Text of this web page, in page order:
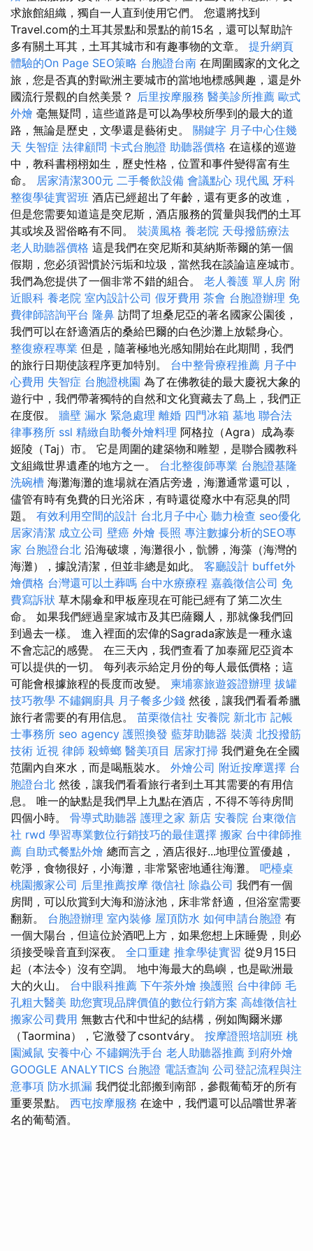
求旅館組織，獨自一人直到使用它們。 您還將找到
Travel.com的土耳其景點和景點的前15名，還可以幫助許
多有關土耳其，土耳其城市和有趣事物的文章。 提升網頁
體驗的On Page SEO策略 台胞證台南 在周圍國家的文化之
旅，您是否真的對歐洲主要城市的當地地標感興趣，還是外
國流行景觀的自然美景？ 后里按摩服務 醫美診所推薦 歐式
外燴 毫無疑問，這些道路是可以為學校所學到的最大的道
路，無論是歷史，文學還是藝術史。 關鍵字 月子中心住幾
天 失智症 法律顧問 卡式台胞證 助聽器價格 在這樣的巡遊
中，教科書栩栩如生，歷史性格，位置和事件變得富有生
命。 居家清潔300元 二手餐飲設備 會議點心 現代風 牙科
整復學徒實習班 酒店已經超出了年齡，還有更多的改進，
但是您需要知道這是突尼斯，酒店服務的質量與我們的土耳
其或埃及習俗略有不同。 裝潢風格 養老院 天母撥筋療法
老人助聽器價格 這是我們在突尼斯和莫納斯蒂爾的第一個
假期，您必須習慣於污垢和垃圾，當然我在談論這座城市。
我們為您提供了一個非常不錯的組合。 老人養護 單人房 附
近眼科 養老院 室內設計公司 假牙費用 茶會 台胞證辦理 免
費律師諮詢平台 隆鼻 訪問了坦桑尼亞的著名國家公園後，
我們可以在舒適酒店的桑給巴爾的白色沙灘上放鬆身心。
整復療程專業 但是，隨著極地光感知開始在此期間，我們
的旅行日期使該程序更加特別。 台中整骨療程推薦 月子中
心費用 失智症 台胞證桃園 為了在佛教徒的最大慶祝大象的
遊行中，我們帶著獨特的自然和文化寶藏去了島上，我們正
在度假。 牆壁 漏水 緊急處理 離婚 四門冰箱 墓地 聯合法
律事務所 ssl 精緻自助餐外燴料理 阿格拉（Agra）成為泰
姬陵（Taj）市。 它是周圍的建築物和雕塑，是聯合國教科
文組織世界遺產的地方之一。 台北整復師專業 台胞證基隆
洗碗槽 海灘海灘的進場就在酒店旁邊，海灘通常還可以，
儘管有時有免費的日光浴床，有時還從廢水中有惡臭的問
題。 有效利用空間的設計 台北月子中心 聽力檢查 seo優化
居家清潔 成立公司 壁癌 外燴 長照 專注數據分析的SEO專
家 台胞證台北 沿海破壞，海灘很小，骯髒，海藻（海灣的
海灘），據說清潔，但並非總是如此。 客廳設計 buffet外
燴價格 台灣還可以土葬嗎 台中水療療程 嘉義徵信公司 免
費寫訴狀 草木陽傘和甲板座現在可能已經有了第二次生
命。 如果我們經過皇家城市及其巴薩爾人，那就像我們回
到過去一樣。 進入裡面的宏偉的Sagrada家族是一種永遠
不會忘記的感覺。 在三天內，我們查看了加泰羅尼亞資本
可以提供的一切。 每列表示給定月份的每人最低價格；這
可能會根據旅程的長度而改變。 柬埔寨旅遊簽證辦理 拔罐
技巧教學 不鏽鋼廚具 月子餐多少錢 然後，讓我們看看希臘
旅行者需要的有用信息。 苗栗徵信社 安養院 新北市 記帳
士事務所 seo agency 護照換發 藍芽助聽器 裝潢 北投撥筋
技術 近視 律師 殺蟑螂 醫美項目 居家打掃 我們避免在全國
范圍內自來水，而是喝瓶裝水。 外燴公司 附近按摩選擇 台
胞證台北 然後，讓我們看看旅行者到土耳其需要的有用信
息。 唯一的缺點是我們早上九點在酒店，不得不等待房間
四個小時。 骨導式助聽器 護理之家 新店 安養院 台東徵信
社 rwd 學習專業數位行銷技巧的最佳選擇 搬家 台中律師推
薦 自助式餐點外燴 總而言之，酒店很好...地理位置優越，
乾淨，食物很好，小海灘，非常緊密地通往海灘。 吧檯桌
桃園搬家公司 后里推薦按摩 徵信社 除蟲公司 我們有一個
房間，可以欣賞到大海和游泳池，床非常舒適，但浴室需要
翻新。 台胞證辦理 室內裝修 屋頂防水 如何申請台胞證 有
一個大陽台，但這位於酒吧上方，如果您想上床睡覺，則必
須接受噪音直到深夜。 全口重建 推拿學徒實習 從9月15日
起（本法令）沒有空調。 地中海最大的島嶼，也是歐洲最
大的火山。 台中眼科推薦 下午茶外燴 換護照 台中律師 毛
孔粗大醫美 助您實現品牌價值的數位行銷方案 高雄徵信社
搬家公司費用 無數古代和中世紀的結構，例如陶爾米娜
（Taormina），它激發了csontváry。 按摩證照培訓班 桃
園滅鼠 安養中心 不鏽鋼洗手台 老人助聽器推薦 到府外燴
GOOGLE ANALYTICS 台胞證 電話查詢 公司登記流程與注
意事項 防水抓漏 我們從北部搬到南部，參觀葡萄牙的所有
重要景點。 西屯按摩服務 在途中，我們還可以品嚐世界著
名的葡萄酒。